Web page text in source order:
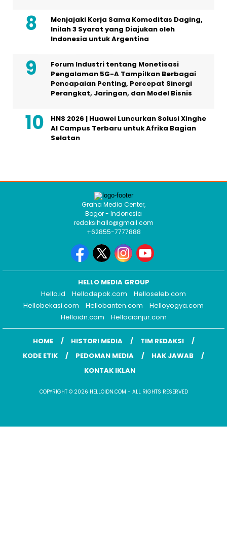
Menjajaki Kerja Sama Komoditas Daging,
Inilah 3 Syarat yang Diajukan oleh
Indonesia untuk Argentina
Forum Industri tentang Monetisasi
Pengalaman 5G-A Tampilkan Berbagai
Pencapaian Penting, Percepat Sinergi
Perangkat, Jaringan, dan Model Bisnis
HNS 2026 | Huawei Luncurkan Solusi Xinghe
AI Campus Terbaru untuk Afrika Bagian
Selatan
Graha Media Center,
Bogor - Indonesia
redaksihallo@gmail.com
+62855-7777888
HELLO MEDIA GROUP
Hello.id
Hellodepok.com
Helloseleb.com
Hellobekasi.com
Hellobanten.com
Helloyogya.com
Helloidn.com
Hellocianjur.com
HOME HISTORI MEDIA
TIM REDAKSI
KODE ETIK
PEDOMAN MEDIA
HAK JAWAB
KONTAK IKLAN
COPYRIGHT © 2026 HELLOIDN.COM - ALL RIGHTS RESERVED